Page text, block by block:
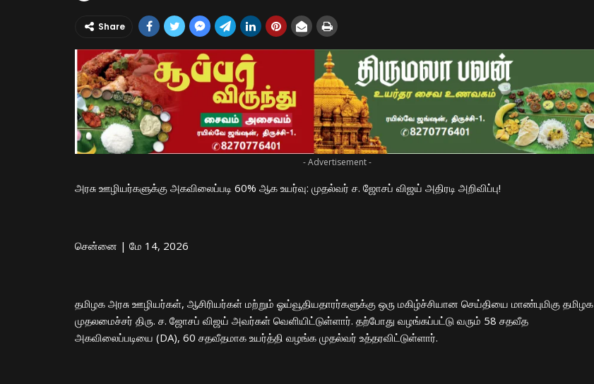
Share
- Advertisement -
அரசு ஊழியர்களுக்கு அகவிலைப்படி 60% ஆக உயர்வு: முதல்வர் ச. ஜோசப் விஜய் அதிரடி அறிவிப்பு!
​சென்னை | மே 14, 2026
​தமிழக அரசு ஊழியர்கள், ஆசிரியர்கள் மற்றும் ஓய்வூதியதாரர்களுக்கு ஒரு மகிழ்ச்சியான செய்தியை மாண்புமிகு தமிழக
முதலமைச்சர் திரு. ச. ஜோசப் விஜய் அவர்கள் வெளியிட்டுள்ளார். தற்போது வழங்கப்பட்டு வரும் 58 சதவீத
அகவிலைப்படியை (DA), 60 சதவீதமாக உயர்த்தி வழங்க முதல்வர் உத்தரவிட்டுள்ளார்.